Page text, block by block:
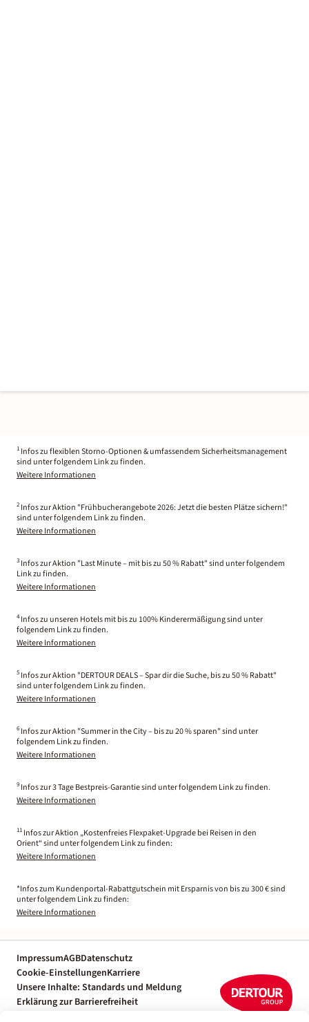
1 Infos zu flexiblen Storno-Optionen & umfassendem Sicherheitsmanagement
sind unter folgendem Link zu finden.
Weitere Informationen
2 Infos zur Aktion "Frühbucherangebote 2026: Jetzt die besten Plätze sichern!"
sind unter folgendem Link zu finden.
Weitere Informationen
3 Infos zur Aktion "Last Minute – mit bis zu 50 % Rabatt" sind unter folgendem
Link zu finden.
Weitere Informationen
4 Infos zu unseren Hotels mit bis zu 100% Kinderermäßigung sind unter
folgendem Link zu finden.
Weitere Informationen
5 Infos zur Aktion "DERTOUR DEALS – Spar dir die Suche, bis zu 50 % Rabatt"
sind unter folgendem Link zu finden.
Weitere Informationen
6 Infos zur Aktion "Summer in the City – bis zu 20 % sparen" sind unter
folgendem Link zu finden.
Weitere Informationen
9 Infos zur 3 Tage Bestpreis-Garantie sind unter folgendem Link zu finden.
Weitere Informationen
11 Infos zur Aktion „Kostenfreies Flexpaket-Upgrade bei Reisen in den
Orient“ sind unter folgendem Link zu finden:
Weitere Informationen
*Infos zum Kundenportal-Rabattgutschein mit Ersparnis von bis zu 300 € sind
unter folgendem Link zu finden:
Weitere Informationen
ImpressumAGBDatenschutz
Cookie-EinstellungenKarriere
Unsere Inhalte: Standards und Meldung
Erklärung zur Barrierefreiheit